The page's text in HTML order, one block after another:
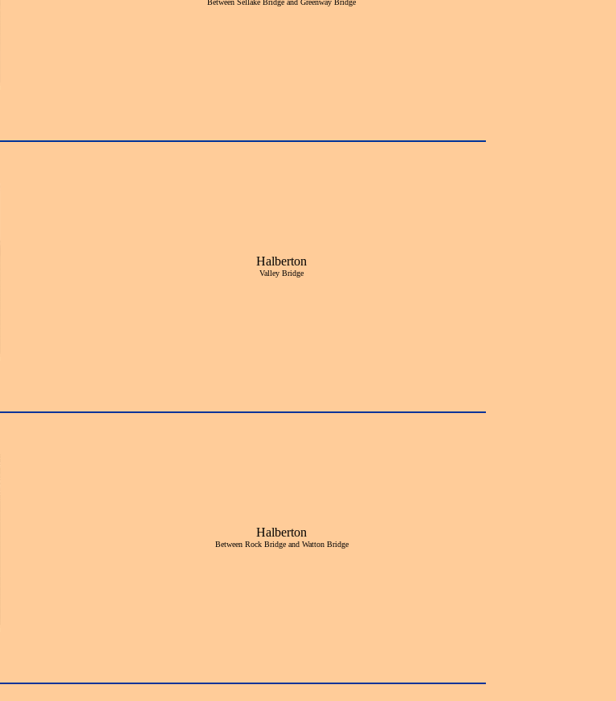
Between Sellake Bridge and Greenway Bridge
Halberton
Valley Bridge
Halberton
Between Rock Bridge and Watton Bridge